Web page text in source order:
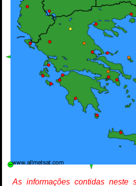
As informações contidas neste